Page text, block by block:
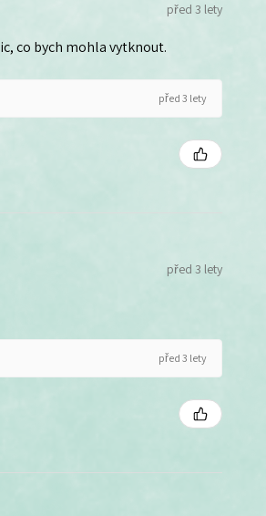
před 3 lety
co bych mohla vytknout.
před 3 lety
před 3 lety
před 3 lety